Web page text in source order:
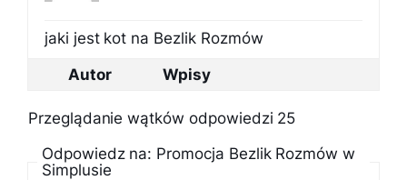
jaki jest kot na Bezlik Rozmów
Autor
Wpisy
Przeglądanie wątków odpowiedzi 25
Odpowiedz na: Promocja Bezlik Rozmów w
Simplusie